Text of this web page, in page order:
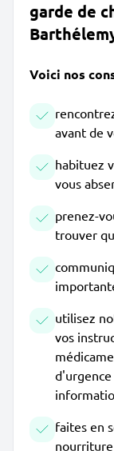
garde de
Voici nos
avant de
habituez
vous
prenez-
trouver
utilisez
vos
faites en